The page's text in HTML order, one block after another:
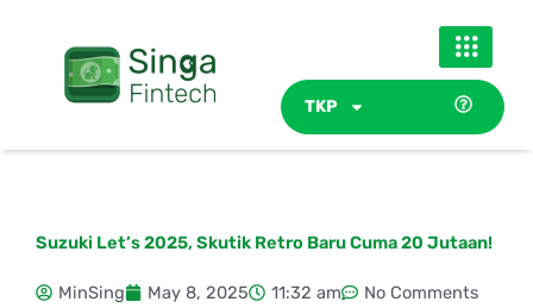
TKP
Suzuki Let’s 2025, Skutik Retro Baru Cuma 20 Jutaan!
MinSing May 8, 2025 11:32 am No Comments